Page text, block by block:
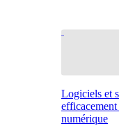
Logiciels et
numérique